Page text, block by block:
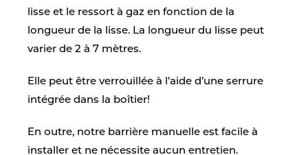
lisse et le ressort à gaz en fonction de la
longueur de la lisse. La longueur du lisse peut
varier de 2 à 7 mètres.
Elle peut être verrouillée à l’aide d’une serrure
intégrée dans la boîtier!
En outre, notre barrière manuelle est facile à
installer et ne nécessite aucun entretien.